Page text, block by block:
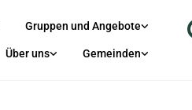
Gruppen und Angebote
Über uns Gemeinden